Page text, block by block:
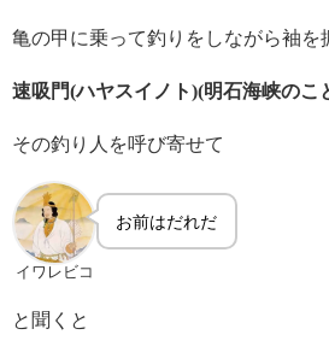
亀の甲に乗って釣りをしながら袖を
速吸門(ハヤスイノト)(明石海峡のこ
その釣り人を呼び寄せて
イワレビコ
お前はだれだ
と聞くと